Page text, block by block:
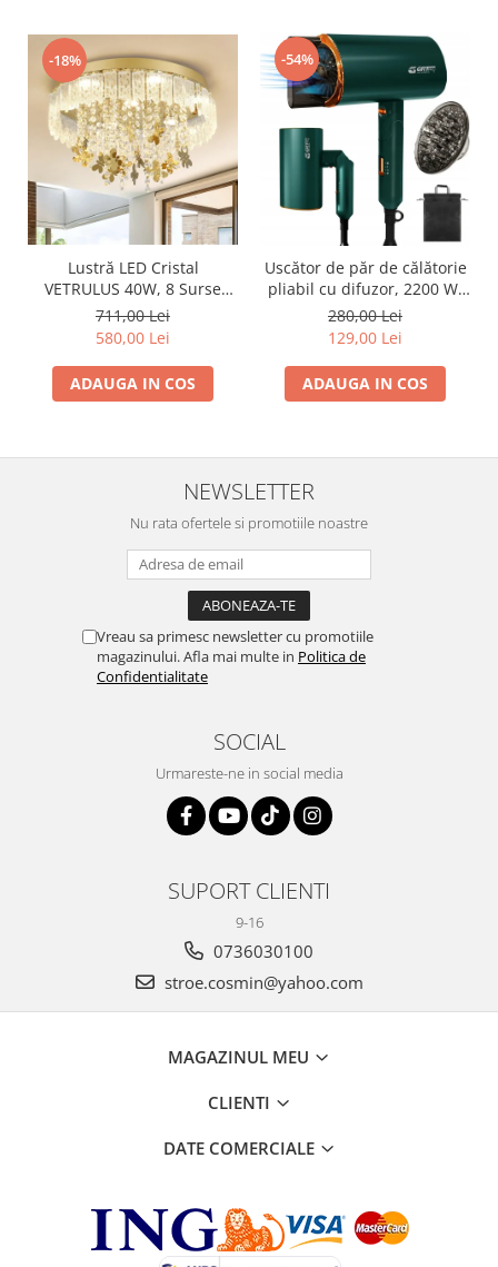
-18%
Lustră LED Cristal
VETRULUS 40W, 8 Surse
LED, 3 Temperaturi de
Culoare, Design Modern
Auriu, Ø50 × 20 cm
711,00 Lei
580,00 Lei
ADAUGA IN COS
-54%
Uscător de păr de călătorie
pliabil cu difuzor, 2200 W,
tehnologie ionică
280,00 Lei
129,00 Lei
ADAUGA IN COS
NEWSLETTER
Nu rata ofertele si promotiile noastre
Vreau sa primesc newsletter cu promotiile
magazinului. Afla mai multe in Politica de
Confidentialitate
SOCIAL
Urmareste-ne in social media
SUPORT CLIENTI
9-16
0736030100
stroe.cosmin@yahoo.com
MAGAZINUL MEU
CLIENTI
DATE COMERCIALE